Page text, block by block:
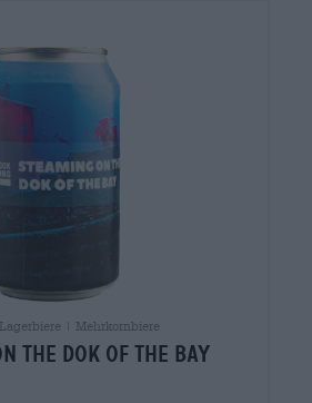
| Mehrkornbiere
the Dok of the Bay